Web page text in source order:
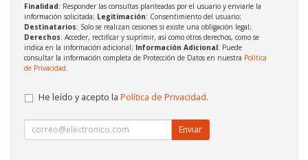
Finalidad: Responder las consultas planteadas por el usuario y enviarle la
información solicitada; Legitimación: Consentimiento del usuario;
Destinatarios: Solo se realizan cesiones si existe una obligación legal;
Derechos: Acceder, rectificar y suprimir, así como otros derechos, como se
indica en la información adicional; Información Adicional: Puede
consultar la información completa de Protección de Datos en nuestra Política
de Privacidad
He leído y acepto la Política de Privacidad.
Enviar